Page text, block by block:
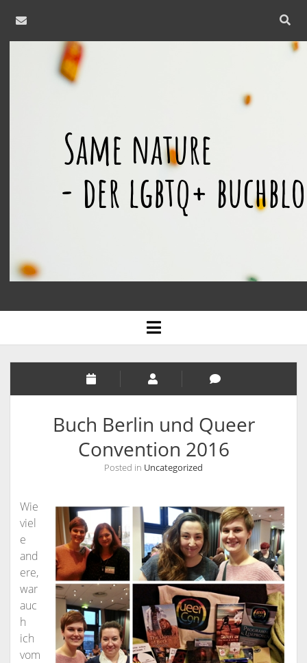
email
Open
bar
same
nature
open
menu
Buch Berlin und Queer
Convention 2016
Posted in Uncategorized
Wie
viel
e
and
ere,
war
auc
h
ich
vom